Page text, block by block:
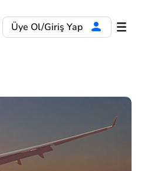
Üye Ol/Giriş Yap